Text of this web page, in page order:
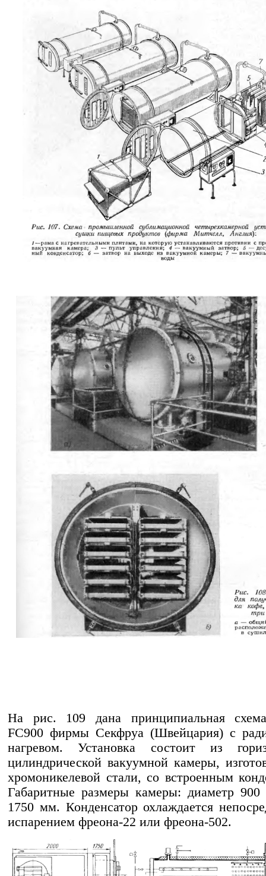
На рис. 109 дана принципиальная
FC900 фирмы Секфруа (Швейцария) с
нагревом. Установка состоит из
цилиндрической вакуумной камеры,
хромоникелевой стали, со встроенным
Габаритные размеры камеры: диаметр
1750 мм. Конденсатор охлаждается
испарением фреона-22 или фреона-502.